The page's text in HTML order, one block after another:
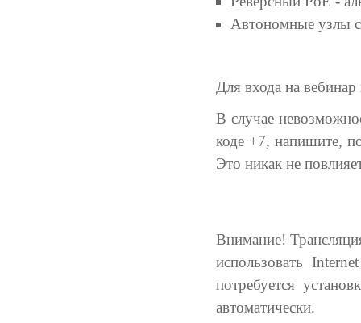
Автономные узлы
Для входа на
В случае
коде +7, напишите,
Это никак не
Внимание!
использовать
потребуется
автоматически.